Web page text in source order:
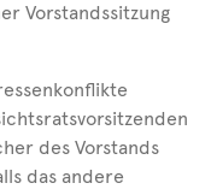
Vorstandssitzung
des Vorstands
das andere